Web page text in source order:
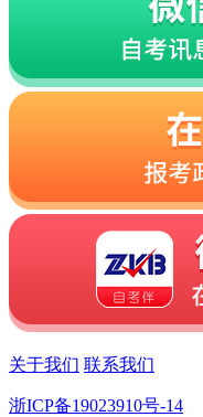
关于我们 联系我们
浙ICP备19023910号-14